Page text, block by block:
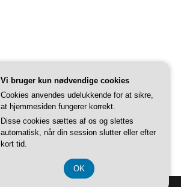
Vi bruger kun nødvendige cookies
Cookies anvendes udelukkende for at sikre,
at hjemmesiden fungerer korrekt.
Disse cookies sættes af os og slettes
automatisk, når din session slutter eller efter
kort tid.
OK